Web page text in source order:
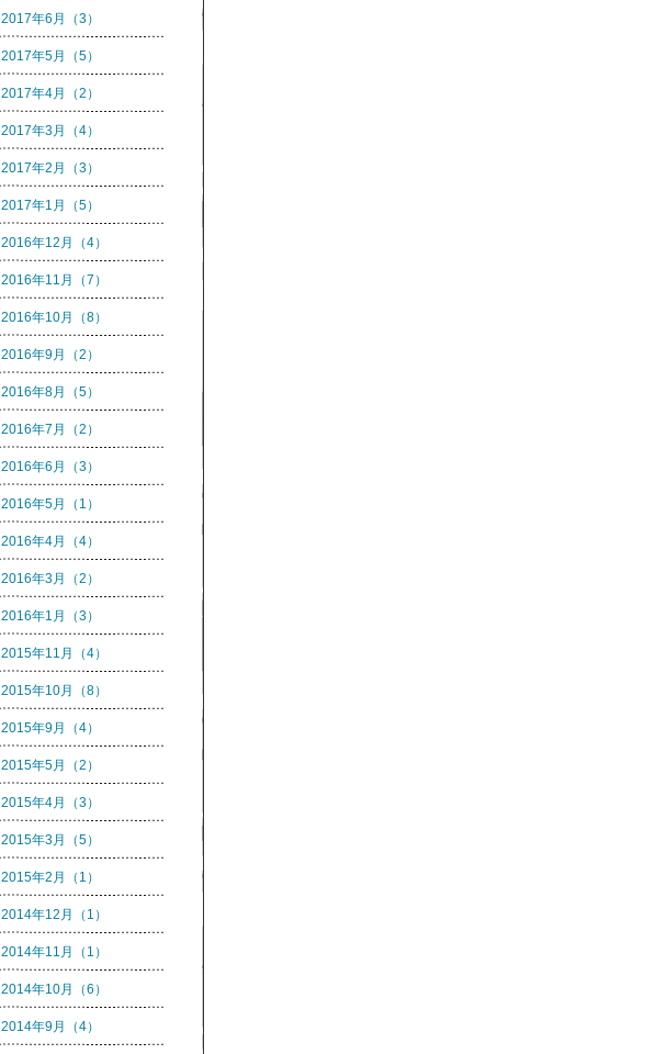
2017年6月（3）
2017年5月（5）
2017年4月（2）
2017年3月（4）
2017年2月（3）
2017年1月（5）
2016年12月（4）
2016年11月（7）
2016年10月（8）
2016年9月（2）
2016年8月（5）
2016年7月（2）
2016年6月（3）
2016年5月（1）
2016年4月（4）
2016年3月（2）
2016年1月（3）
2015年11月（4）
2015年10月（8）
2015年9月（4）
2015年5月（2）
2015年4月（3）
2015年3月（5）
2015年2月（1）
2014年12月（1）
2014年11月（1）
2014年10月（6）
2014年9月（4）